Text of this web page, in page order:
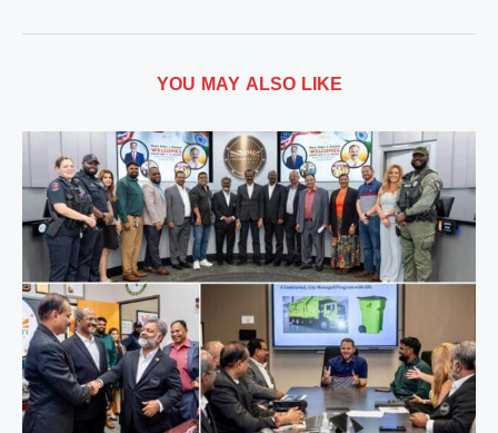
YOU MAY ALSO LIKE